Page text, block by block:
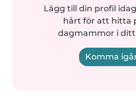
Lägg till din profil
hårt för att hitta
dagmammor i ditt
Komma